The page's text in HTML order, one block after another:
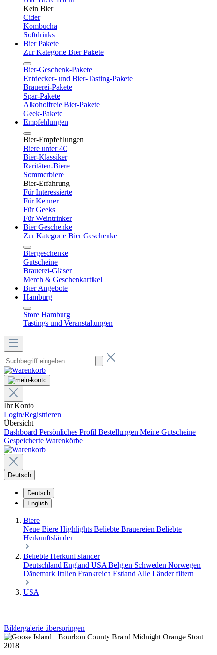
Kein Bier
Cider
Kombucha
Softdrinks
Bier Pakete
Zur Kategorie Bier Pakete
Bier-Geschenk-Pakete
Entdecker- und Bier-Tasting-Pakete
Brauerei-Pakete
Spar-Pakete
Alkoholfreie Bier-Pakete
Geek-Pakete
Empfehlungen
Bier-Empfehlungen
Biere unter 4€
Bier-Klassiker
Raritäten-Biere
Sommerbiere
Bier-Erfahrung
Für Interessierte
Für Kenner
Für Geeks
Für Weintrinker
Bier Geschenke
Zur Kategorie Bier Geschenke
Biergeschenke
Gutscheine
Brauerei-Gläser
Merch & Geschenkartikel
Bier Angebote
Hamburg
Store Hamburg
Tastings und Veranstaltungen
Ihr Konto
Login/Registrieren
Übersicht
Dashboard Persönliches Profil Bestellungen Meine Gutscheine
Gespeicherte Warenkörbe
Deutsch
Deutsch
English
Biere
Neue Biere Highlights Beliebte Brauereien Beliebte
Herkunftsländer
Beliebte Herkunftsländer
Deutschland England USA Belgien Schweden Norwegen
Dänemark Italien Frankreich Estland Alle Länder filtern
USA
Bildergalerie überspringen